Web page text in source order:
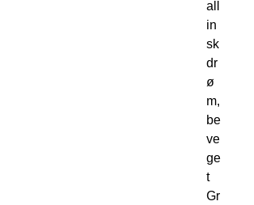
all
in
sk
dr
ø
m,
be
ve
ge
t
Gr